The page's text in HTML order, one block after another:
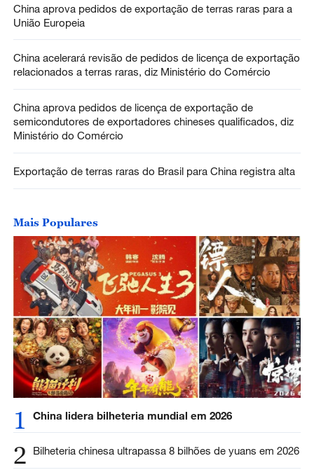
China aprova pedidos de exportação de terras raras para a
União Europeia
China acelerará revisão de pedidos de licença de exportação
relacionados a terras raras, diz Ministério do Comércio
China aprova pedidos de licença de exportação de
semicondutores de exportadores chineses qualificados, diz
Ministério do Comércio
Exportação de terras raras do Brasil para China registra alta
Mais Populares
1 China lidera bilheteria mundial em 2026
2 Bilheteria chinesa ultrapassa 8 bilhões de yuans em 2026